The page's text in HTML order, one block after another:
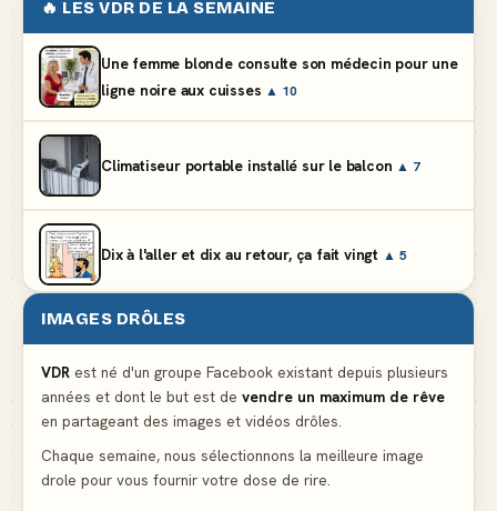
🔥 LES VDR DE LA SEMAINE
Une femme blonde consulte son médecin pour une
ligne noire aux cuisses ▲ 10
Climatiseur portable installé sur le balcon ▲ 7
Dix à l'aller et dix au retour, ça fait vingt ▲ 5
Et vous prétendez que la lumière du frigo s'éteint
Lidl propose un climatiseur avec gants de boxe et
protège-dent offerts
IMAGES DRÔLES
VDR est né d'un groupe Facebook existant depuis plusieurs
années et dont le but est de vendre un maximum de rêve
en partageant des images et vidéos drôles.
Chaque semaine, nous sélectionnons la meilleure image
drole pour vous fournir votre dose de rire.